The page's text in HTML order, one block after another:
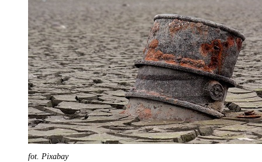
fot. Pixabay